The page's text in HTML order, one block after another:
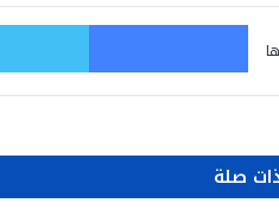
فيسبوك
صلة